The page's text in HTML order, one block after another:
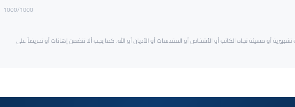
1000/1000
تشهيرية أو مسيئة تجاه الكاتب أو الأشخاص أو المقدسات أو الأديان أو الله. كما يجب ألا تتضمن إهانات أو تحريضاً على